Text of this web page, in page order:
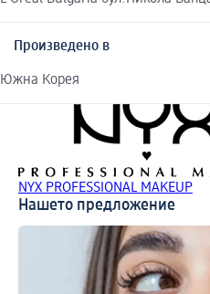
Произведено в
Южна Корея
NYX PROFESSIONAL MAKEUP
Нашето предложение